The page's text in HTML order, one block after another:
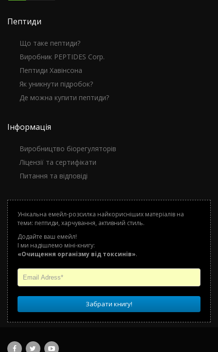
Пептиди
Що таке пептиди?
Виробник PEPTIDES Corp.
Пептиди Хавінсона
Як уникнути підробок?
Де можна купити пептиди?
Інформація
Виробництво біорегуляторів
Ліцензії та сертифікати
Питання та відповіді
Унікальна емейл-розсилка найкорисніших матеріалів на
теми: пептиди, харчування, активний стиль.
Додайте ваш емейл!
І ми надішлемо міні-книгу:
«Очищення організму від токсинів».
Забрати книгу!